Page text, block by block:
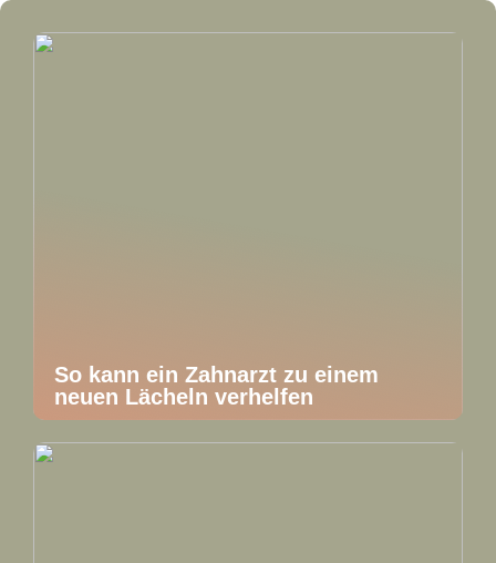
So kann ein Zahnarzt zu einem
neuen Lächeln verhelfen